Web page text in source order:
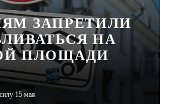
КУЛЬТ ЕДЫ
АФИША
ЖУРНАЛ
ЗАПРЕТИЛИ
НА
ПЛОЩАДИ
15 мая